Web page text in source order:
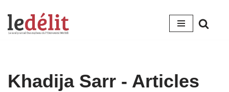
Aller
Khadija Sarr - Articles